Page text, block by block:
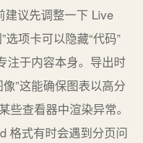
建议先调整一下 Live
项卡可以隐藏“代码”
注于内容本身。导出时
”这能确保图表以高分
些查看器中渲染异常。
格式有时会遇到分页问